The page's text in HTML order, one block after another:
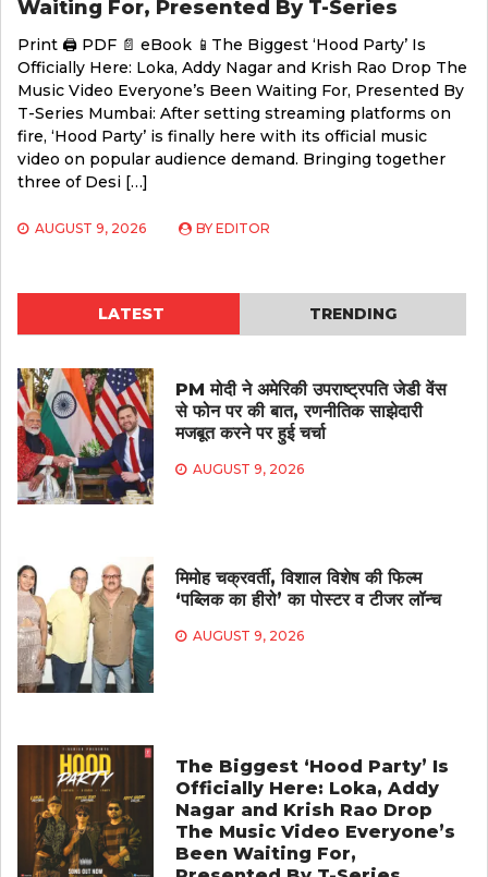
Waiting For, Presented By T-Series
Print 🖨 PDF 📄 eBook 📱The Biggest ‘Hood Party’ Is
Officially Here: Loka, Addy Nagar and Krish Rao Drop The
Music Video Everyone’s Been Waiting For, Presented By
T-Series Mumbai: After setting streaming platforms on
fire, ‘Hood Party’ is finally here with its official music
video on popular audience demand. Bringing together
three of Desi […]
AUGUST 9, 2026 BY EDITOR
LATEST TRENDING
PM मोदी ने अमेरिकी उपराष्ट्रपति जेडी वेंस
से फोन पर की बात, रणनीतिक साझेदारी
मजबूत करने पर हुई चर्चा
AUGUST 9, 2026
मिमोह चक्रवर्ती, विशाल विशेष की फिल्म
‘पब्लिक का हीरो’ का पोस्टर व टीजर लॉन्च
AUGUST 9, 2026
The Biggest ‘Hood Party’ Is
Officially Here: Loka, Addy
Nagar and Krish Rao Drop
The Music Video Everyone’s
Been Waiting For,